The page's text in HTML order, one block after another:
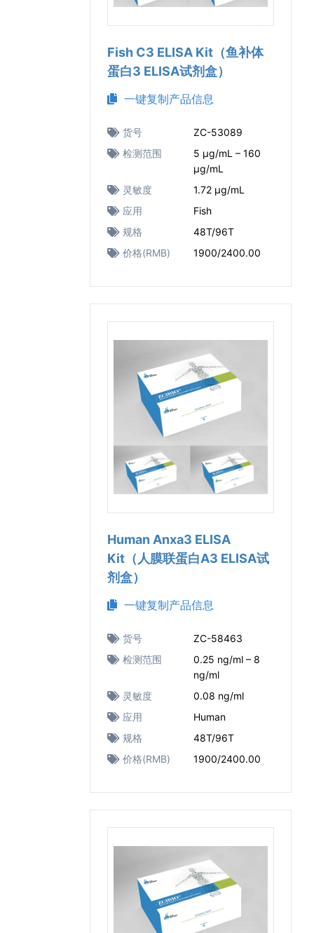
Fish C3 ELISA Kit（鱼补体
蛋白3 ELISA试剂盒）
一键复制产品信息
货号
ZC-53089
检测范围
5 μg/mL – 160
μg/mL
灵敏度
1.72 μg/mL
应用
Fish
规格
48T/96T
价格(RMB)
1900/2400.00
Human Anxa3 ELISA
Kit（人膜联蛋白A3 ELISA试
剂盒）
一键复制产品信息
货号
ZC-58463
检测范围
0.25 ng/ml – 8
ng/ml
灵敏度
0.08 ng/ml
应用
Human
规格
48T/96T
价格(RMB)
1900/2400.00